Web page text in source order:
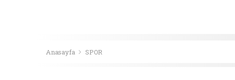
Anasayfa SPOR